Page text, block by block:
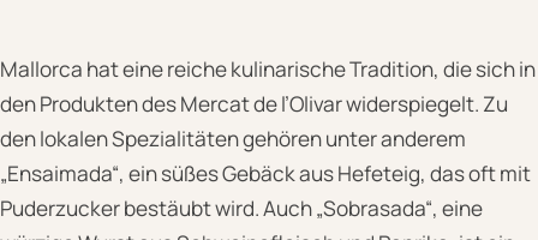
Mallorca hat eine reiche kulinarische Tradition, die sich in
den Produkten des Mercat de l’Olivar widerspiegelt. Zu
den lokalen Spezialitäten gehören unter anderem
„Ensaimada“, ein süßes Gebäck aus Hefeteig, das oft mit
Puderzucker bestäubt wird. Auch „Sobrasada“, eine